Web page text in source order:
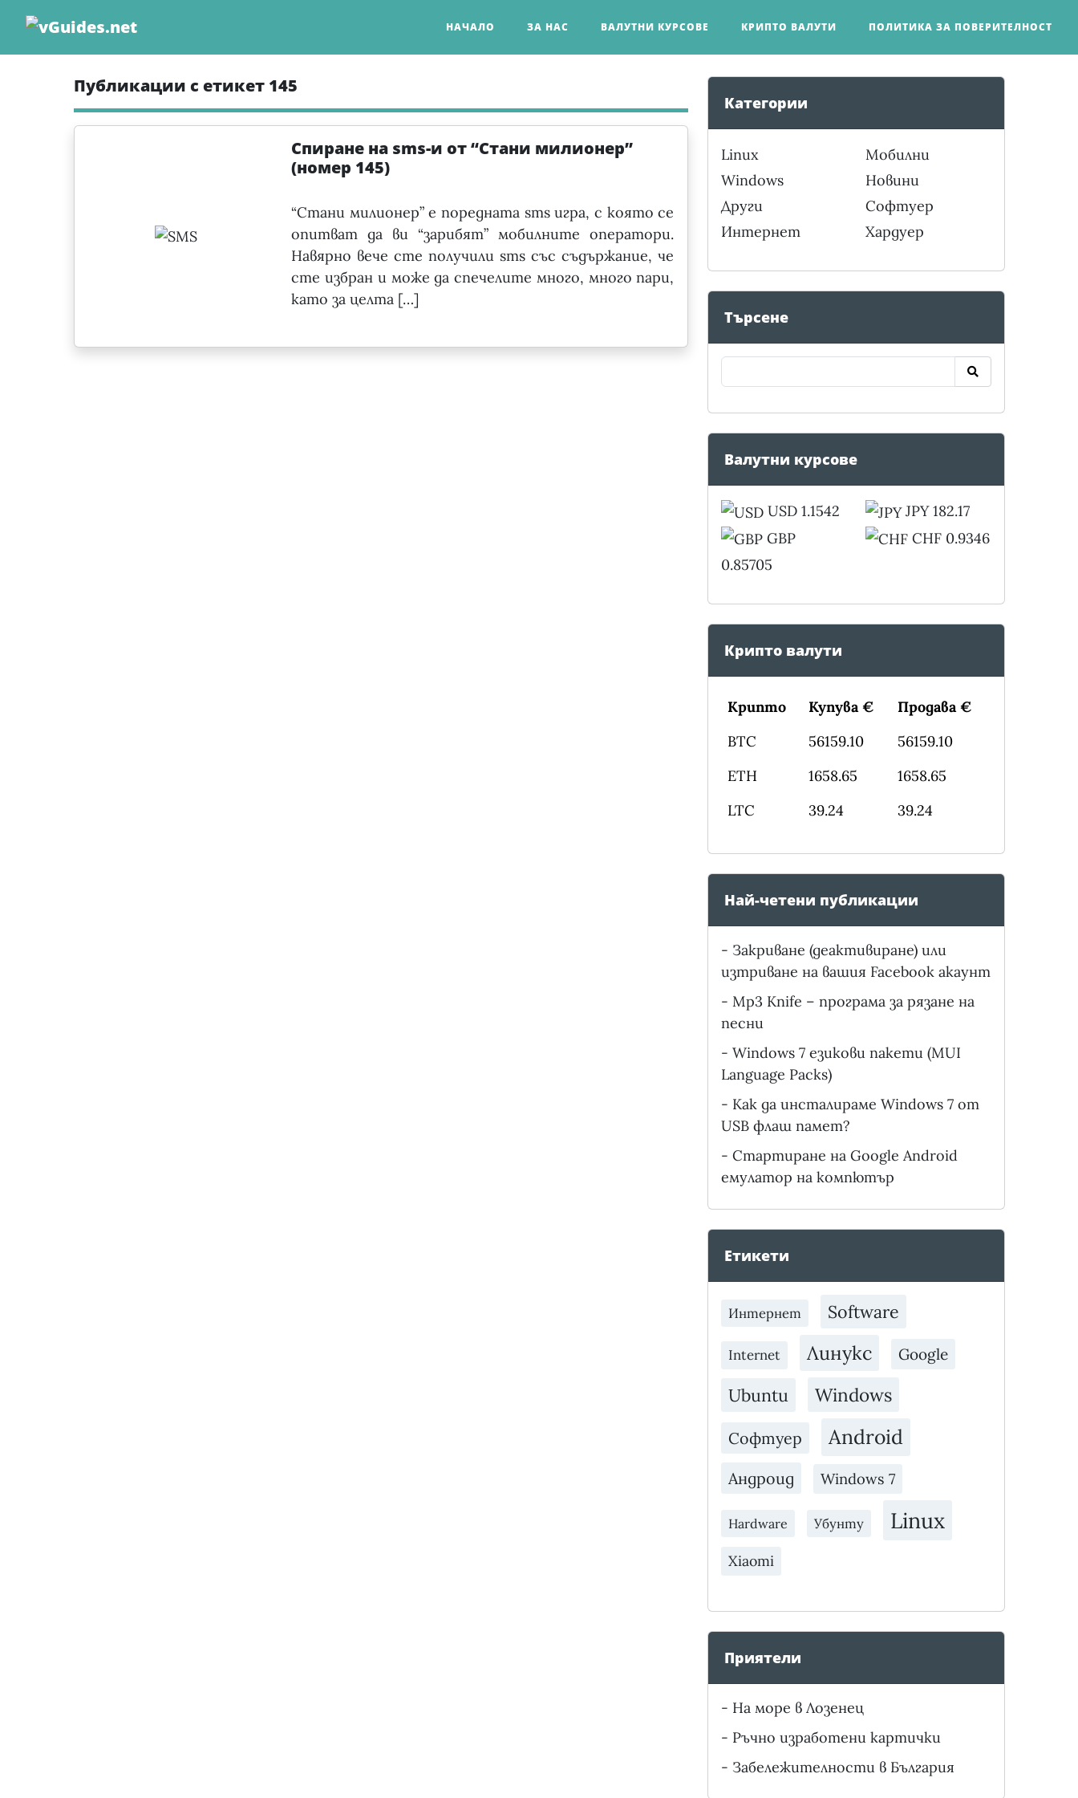
content
НАЧАЛО ЗА НАС ВАЛУТНИ КУРСОВЕ КРИПТО ВАЛУТИ ПОЛИТИКА ЗА ПОВЕРИТЕЛНОСТ
Публикации с етикет 145
Спиране на sms-и от “Стани милионер”
(номер 145)
“Стани милионер” е поредната sms игра, с която се
опитват да ви “зарибят” мобилните оператори.
Навярно вече сте получили sms със съдържание, че
сте избран и може да спечелите много, много пари,
като за целта […]
Категории
Linux
Windows
Други
Интернет
Мобилни
Новини
Софтуер
Хардуер
Търсене
Валутни курсове
USD 1.1542
GBP
0.85705
JPY 182.17
CHF 0.9346
Крипто валути
Крипто Купува €
Продава €
BTC
56159.10
56159.10
ETH
1658.65
1658.65
LTC
39.24 39.24
Най-четени публикации
- Закриване (деактивиране) или
изтриване на вашия Facebook акаунт
- Mp3 Knife – програма за рязане на
песни
- Windows 7 езикови пакети (MUI
Language Packs)
- Как да инсталираме Windows 7 от
USB флаш памет?
- Стартиране на Google Android
емулатор на компютър
Етикети
Интернет Software
Internet Линукс Google
Ubuntu Windows
Софтуер Android
Андроид Windows 7
Hardware Убунту Linux
Xiaomi
Приятели
- На море в Лозенец
- Ръчно изработени картички
- Забележителности в България